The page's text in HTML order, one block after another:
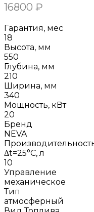
16800 ₽
Гарантия, мес
18
Высота, мм
550
Глубина, мм
210
Ширина, мм
340
Мощность, кВт
20
Бренд
NEVA
Δt=25°С, л
10
Управление
механическое
Тип
атмосферный